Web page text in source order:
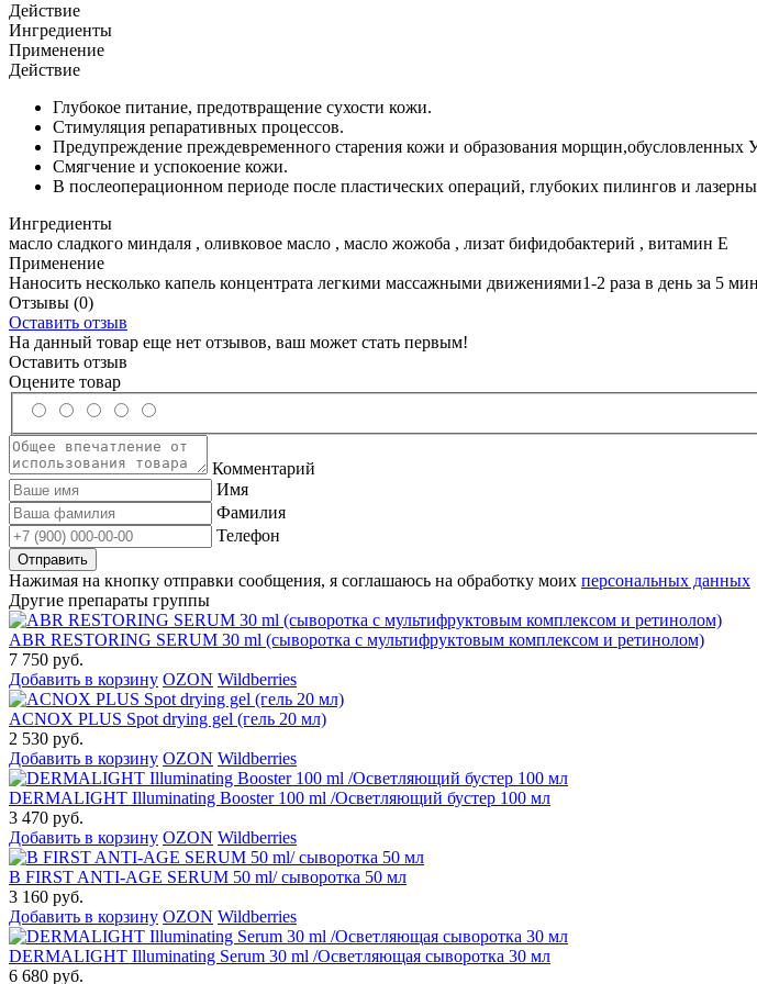
Действие
Ингредиенты
Применение
Действие
Глубокое питание, предотвращение сухости кожи.
Стимуляция репаративных процессов.
Предупреждение преждевременного старения кожи и образования
Смягчение и успокоение кожи.
В послеоперационном периоде после пластических операций, глубоких пилингов и
Ингредиенты
масло сладкого миндаля , оливковое масло , масло жожоба , лизат бифидобактерий , витамин Е
Применение
Наносить несколько капель концентрата легкими массажными движениями1-2 раза в день за 5
Отзывы (0)
Оставить отзыв
На данный товар еще нет отзывов, ваш может стать первым!
Оставить отзыв
Оцените товар
Комментарий
Имя
Фамилия
Телефон
Нажимая на кнопку отправки сообщения, я соглашаюсь на обработку моих персональных данных
Другие препараты группы
ABR RESTORING SERUM 30 ml (сыворотка с мультифруктовым комплексом и ретинолом)
7 750 руб.
Добавить в корзину OZON Wildberries
ACNOX PLUS Spot drying gel (гель 20 мл)
2 530 руб.
Добавить в корзину OZON Wildberries
DERMALIGHT Illuminating Booster 100 ml /Осветляющий бустер 100 мл
3 470 руб.
Добавить в корзину OZON Wildberries
B FIRST ANTI-AGE SERUM 50 ml/ сыворотка 50 мл
3 160 руб.
Добавить в корзину OZON Wildberries
DERMALIGHT Illuminating Serum 30 ml /Осветляющая сыворотка 30 мл
6 680 руб.